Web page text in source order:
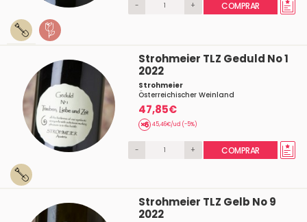
- + COMPRAR
Strohmeier TLZ Geduld No 1
2022
Strohmeier
Österreichischer Weinland
47,85€
45,46€/ud (-5%)
- + COMPRAR
Strohmeier TLZ Gelb No 9
2022